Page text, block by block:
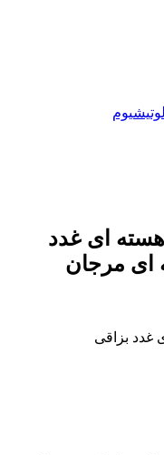
ای غدد
ای مرجان
غدد بزاقی